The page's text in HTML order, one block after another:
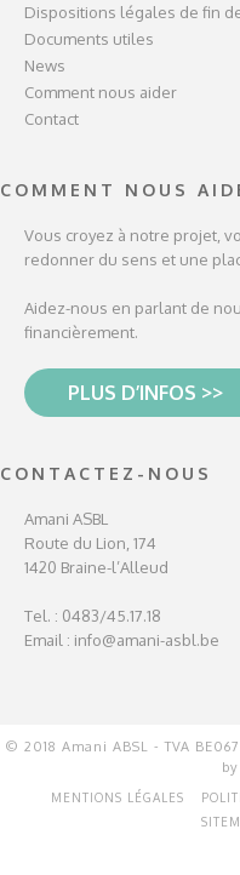
Dispositions légales de fin
Documents utiles
News
Comment nous aider
Contact
COMMENT NOUS
Vous croyez à notre projet,
redonner du sens et une
Aidez-nous en parlant de
financièrement.
PLUS D’INFOS >>
CONTACTEZ-NOUS
Amani ASBL
Route du Lion, 174
1420 Braine-l’Alleud
Tel. : 0483/45.17.18
Email : info@amani-asbl.be
© 2018 Amani ABSL - TVA
by
MENTIONS LÉGALES